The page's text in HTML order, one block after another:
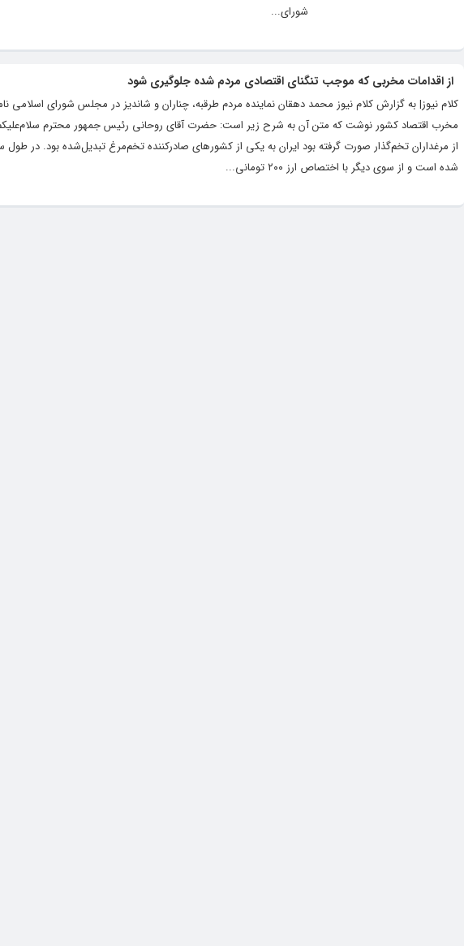
شورای...
از اقدامات مخربی که موجب تنگنای اقتصادی مردم شده جلوگیری شود
کلام نیوز| به گزارش کلام نیوز محمد دهقان نماینده مردم طرقبه،‌ چناران و شاندیز در مجلس شورای
مخرب اقتصاد کشور نوشت که متن آن به شرح زیر است: حضرت آقای روحانی رئیس جمهور محترم
از مرغداران تخم‌گذار صورت گرفته بود ایران به یکی از کشورهای صادرکننده تخم‌مرغ تبدیل‌شده بود. در
شده است و از سوی دیگر با اختصاص ارز ۲۰۰ تومانی...